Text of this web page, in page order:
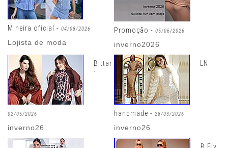
Mineira oficial - 04/08/2026
Lojista de moda
Promoção - 05/06/2026
inverno2026
Bittar
-
02/05/2026
inverno26
LN
handmade - 28/03/2026
inverno26